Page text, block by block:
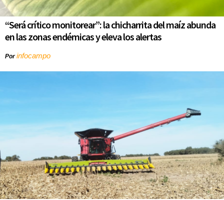
“Será crítico monitorear”: la chicharrita del maíz abunda
en las zonas endémicas y eleva los alertas
Porinfocampo